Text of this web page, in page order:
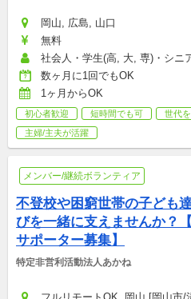
岡山, 広島, 山口
無料
社会人・学生(高, 大, 専)・シニ
数ヶ月に1回でもOK
1ヶ月からOK
初心者歓迎 短時間でも可 世代
主婦/主夫が活躍
メンバー/継続ボランティア
不登校や困窮世帯の子ども
びを一緒に支えませんか？
サポーター募集】
特定非営利活動法人あかね
フルリモートOK, 岡山 [岡山市/